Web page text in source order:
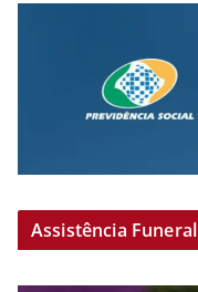
Assistência Funeral